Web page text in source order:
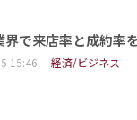
界で来店率と成約
15:46 経済/ビジネス